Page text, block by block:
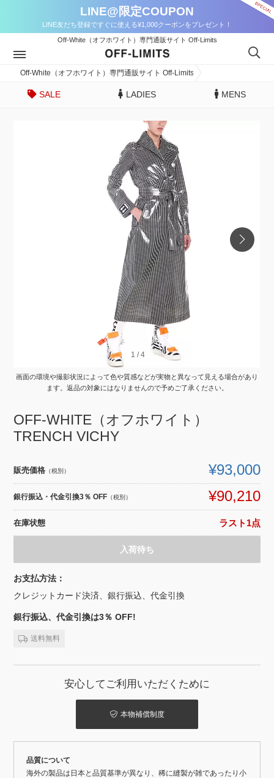
LINE@限定COUPON
LINE友だち登録ですぐに使える¥1,000クーポンをプレゼント！
Off-White（オフホワイト）専門通販サイト Off-Limits
Off-White（オフホワイト）専門通販サイト Off-Limits
SALE LADIES MENS
1 /4
1 /4
画面の環境や撮影状況によって色や質感などが実物と異なって見える場合があり
ます。返品の対象にはなりませんので予めご了承ください。
OFF-WHITE（オフホワイト）
TRENCH VICHY
販売価格 （税別） ¥93,000
銀行振込・代金引換3％ OFF （税別） ¥90,210
在庫状態 ラスト1点
入荷待ち
お支払方法：
クレジットカード決済、銀行振込、代金引換
銀行振込、代金引換は3％ OFF!
送料無料
安心してご利用いただくために
本物補償制度
品質について
海外の製品は日本と品質基準が異なり、稀に縫製が雑であったり小